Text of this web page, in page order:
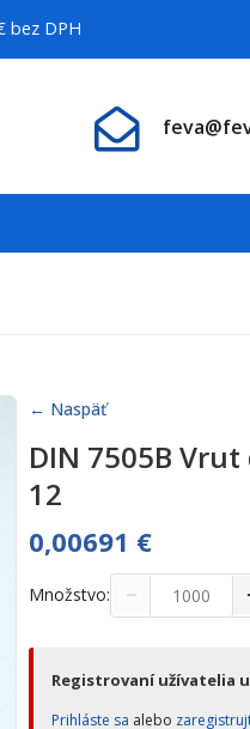
bez DPH
← Naspäť
DIN 7505B
12
0,00691 €
Množstvo: −
Registrovaní užívatelia
Prihláste sa alebo